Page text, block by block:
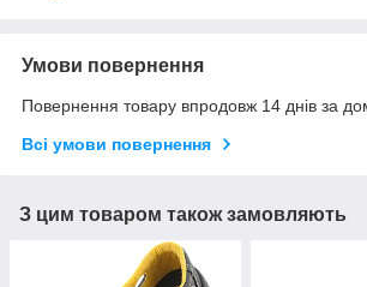
Умови повернення
Повернення товару впродовж 14 днів за
Всі умови повернення
З цим товаром також замовляють